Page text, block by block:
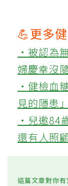
💪更多
‧被認為
婦慶幸沒
‧健檢血
見的隱患
‧兒邀84
還有人照
這篇文章對你有